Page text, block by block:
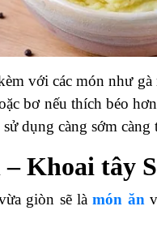
với các món như
bơ nếu thích béo
dụng càng sớm càng
Khoai tây
giòn sẽ làmón ăn